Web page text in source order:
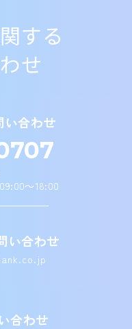
する
せ
い合わせ
～18:00
い合わせ
合わせ